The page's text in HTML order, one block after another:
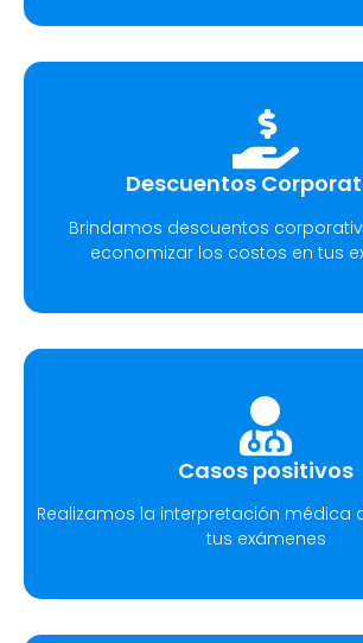
Descuentos
Brindamos descuentos
economizar los costos en tus
Casos positivos
Realizamos la interpretación médica
tus exámenes